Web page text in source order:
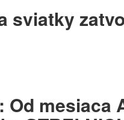
sviatky
Od mesiaca